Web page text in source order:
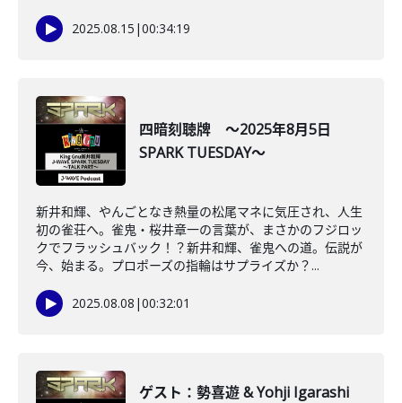
2025.08.15 |00:34:19
四暗刻聴牌 ～2025年8月5日
SPARK TUESDAY～
新井和輝、やんごとなき熱量の松尾マネに気圧され、人生
初の雀荘へ。雀鬼・桜井章一の言葉が、まさかのフジロッ
クでフラッシュバック！？新井和輝、雀鬼への道。伝説が
今、始まる。プロポーズの指輪はサプライズか？...
2025.08.08 |00:32:01
ゲスト：勢喜遊 & Yohji Igarashi